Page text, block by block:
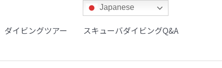
ダイビングツアー スキューバダイビングQ&A
Japanese